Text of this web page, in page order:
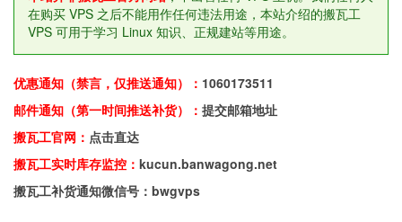
在购买 VPS 之后不能用作任何违法用途，本站介绍的搬瓦工
VPS 可用于学习 Linux 知识、正规建站等用途。
优惠通知（禁言，仅推送通知）： 1060173511
邮件通知（第一时间推送补货）： 提交邮箱地址
搬瓦工官网： 点击直达
搬瓦工实时库存监控： kucun.banwagong.net
搬瓦工补货通知微信号：bwgvps